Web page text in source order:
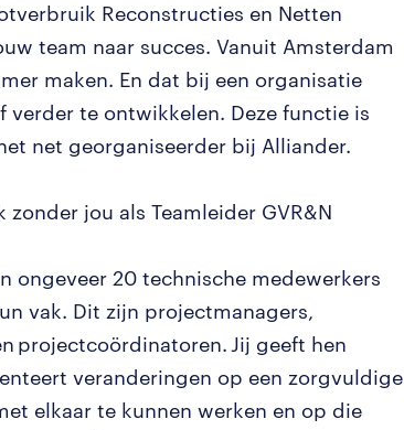
Reconstructies en Netten
team naar succes. Vanuit Amsterdam
maken. En dat bij een organisatie
te ontwikkelen. Deze functie is
net georganiseerder bij Alliander.
jou als Teamleider GVR&N
ongeveer 20 technische medewerkers
vak. Dit zijn projectmanagers,
projectcoördinatoren. Jij geeft hen
veranderingen op een zorgvuldige
elkaar te kunnen werken en op die